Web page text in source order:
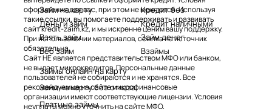
Займ на карту
Деньги займ
Взять займ
Веб займ
Кредит без
Кредит наличными
Займ денег
Взаймы
Займы онлайн на карту
Займ на карту без отказа
Платные займы
оформления для вас, при этом не меняются. Используя
такие ссылки, вы помогаете поддерживать и развивать
сайт kredit-zaim.kz, и мы искренне ценим вашу поддержку.
При использовании материалов, ссылка на источник
обязательна.
Сайт НЕ является представительством МФО или банком,
не выдает микрокредитов. Персональные данные
пользователей не собираются и не хранятся. Все
рекомендуемые на сайте микрофинансовые
организации имеют соответствующие лицензии. Условия
неуплаты можно уточнить на сайте МФО.